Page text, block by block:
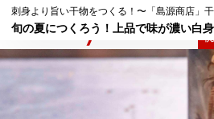
刺身より旨い干物をつくる！〜「島源商店」